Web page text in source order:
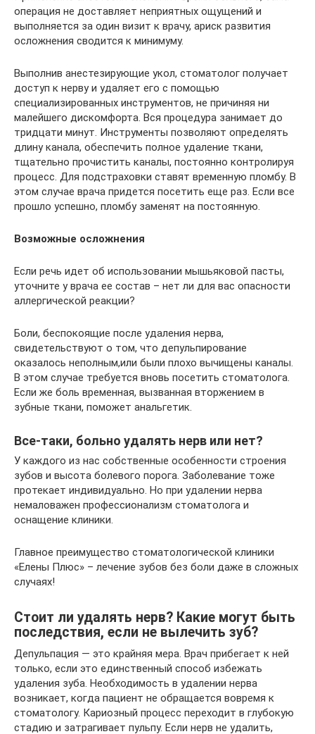
операция не доставляет неприятных ощущений и
выполняется за один визит к врачу, ариск развития
осложнения сводится к минимуму.
Выполнив анестезирующие укол, стоматолог получает
доступ к нерву и удаляет его с помощью
специализированных инструментов, не причиняя ни
малейшего дискомфорта. Вся процедура занимает до
тридцати минут. Инструменты позволяют определять
длину канала, обеспечить полное удаление ткани,
тщательно прочистить каналы, постоянно контролируя
процесс. Для подстраховки ставят временную пломбу. В
этом случае врача придется посетить еще раз. Если все
прошло успешно, пломбу заменят на постоянную.
Возможные осложнения
Если речь идет об использовании мышьяковой пасты,
уточните у врача ее состав – нет ли для вас опасности
аллергической реакции?
Боли, беспокоящие после удаления нерва,
свидетельствуют о том, что депульпирование
оказалось неполным,или были плохо вычищены каналы.
В этом случае требуется вновь посетить стоматолога.
Если же боль временная, вызванная вторжением в
зубные ткани, поможет анальгетик.
Все-таки, больно удалять нерв или нет?
У каждого из нас собственные особенности строения
зубов и высота болевого порога. Заболевание тоже
протекает индивидуально. Но при удалении нерва
немаловажен профессионализм стоматолога и
оснащение клиники.
Главное преимущество стоматологической клиники
«Елены Плюс» – лечение зубов без боли даже в сложных
случаях!
Стоит ли удалять нерв? Какие могут быть
последствия, если не вылечить зуб?
Депульпация — это крайняя мера. Врач прибегает к ней
только, если это единственный способ избежать
удаления зуба. Необходимость в удалении нерва
возникает, когда пациент не обращается вовремя к
стоматологу. Кариозный процесс переходит в глубокую
стадию и затрагивает пульпу. Если нерв не удалить,